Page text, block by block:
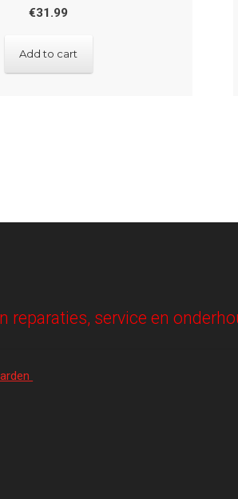
€31.99
Add to cart
reparaties, service en